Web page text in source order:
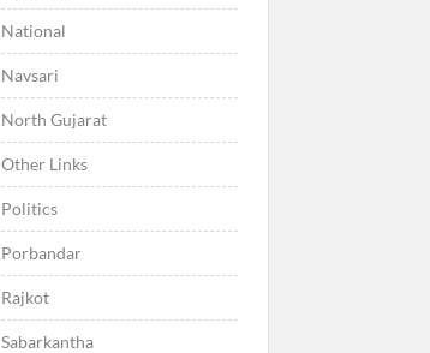
National
Navsari
North Gujarat
Other Links
Politics
Porbandar
Rajkot
Sabarkantha